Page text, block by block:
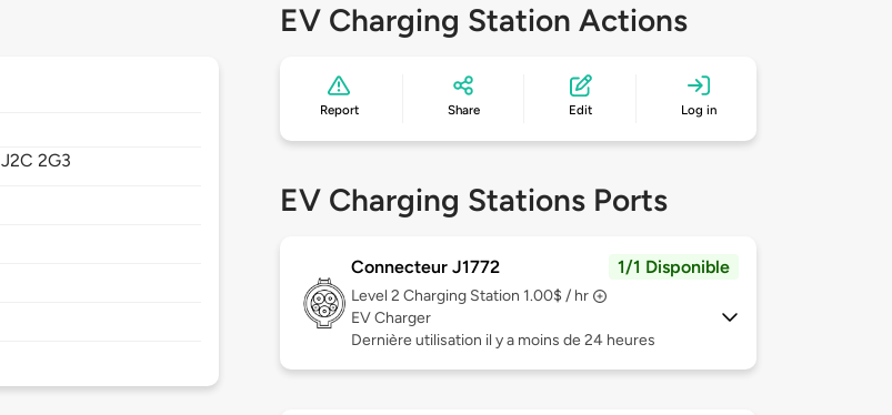
J2C 2G3
EV Charging Station Actions
Report Share Edit Log in
EV Charging Stations Ports
Connecteur J1772 1/1 Disponible
Level 2 Charging Station 1.00$ / hr
EV Charger
Dernière utilisation il y a moins de 24 heures